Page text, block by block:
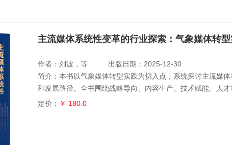
主流媒体系统性变革的行业探索：气象媒体转
作者：刘波，等
出版日期：2025-12-30
简介：本书以气象媒体转型实践为切入点，系统探讨主流媒
和发展路径。全书围绕战略导向、内容生产、技术赋能、人才
与管理优化等多个维度展开，结合国内外媒体融合案例与气象
定价： ￥ 180.0